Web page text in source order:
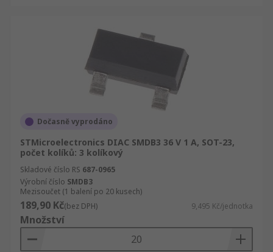
Dočasně vyprodáno
STMicroelectronics DIAC SMDB3 36 V 1 A, SOT-23,
počet kolíků: 3 kolíkový
Skladové číslo RS 687-0965
Výrobní číslo SMDB3
Mezisoučet (1 balení po 20 kusech)
189,90 Kč(bez DPH) 9,495 Kč/jednotka
Množství